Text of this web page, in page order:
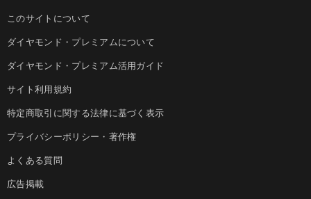
このサイトについて
ダイヤモンド・プレミアムについて
ダイヤモンド・プレミアム活用ガイド
サイト利用規約
特定商取引に関する法律に基づく表示
プライバシーポリシー・著作権
よくある質問
広告掲載